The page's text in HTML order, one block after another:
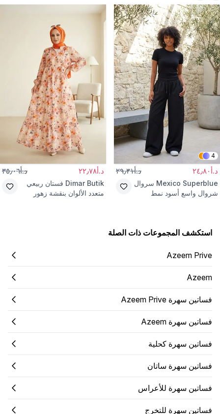
4
د.أ٢٤٫٨٠ د.أ٢٩٫٣١
Mexico Superblue سروال
شروال واسع أسود نمط
د.أ٢٢٫٧٨ د.أ٣٥٫٠٦
Dimar Butik فستان ربيعي
متعدد الألوان بنقشة زهور
استكشف المجموعات ذات الصلة
Azeem Prive
Azeem
فساتين سهرة Azeem Prive
فساتين سهرة Azeem
فساتين سهرة كحلية
فساتين سهرة ساتان
فساتين سهرة للأعراس
فساتين سهرة للتخرج